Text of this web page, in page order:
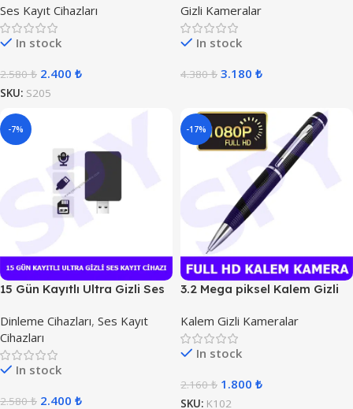
Ses Kayıt Cihazları
In stock
2.580₺ 2.400 ₺
SKU: S205
Gizli Kameralar
In stock
4.380₺ 3.180 ₺
-7%
15 Gün Kayıtlı Ultra Gizli Ses
Dinleme Cihazları, Ses Kayıt
Cihazları
In stock
2.580₺ 2.400 ₺
-17%
3.2 Mega piksel Kalem Gizli
Kalem Gizli Kameralar
In stock
2.160₺ 1.800 ₺
SKU: K102